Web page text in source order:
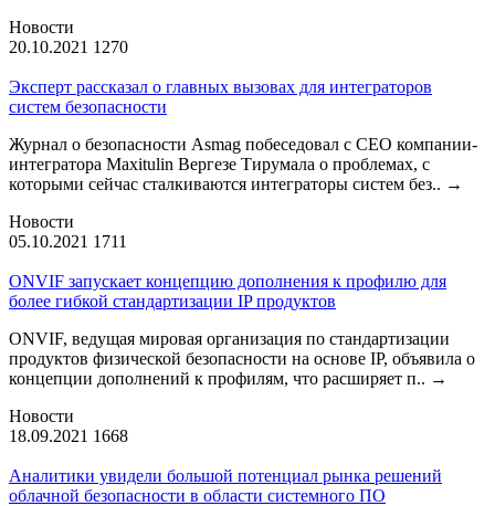
Новости
20.10.2021 1270
Эксперт рассказал о главных вызовах для интеграторов
систем безопасности
Журнал о безопасности Asmag побеседовал с CEO компании-
интегратора Maxitulin Вергезе Тирумала о проблемах, с
которыми сейчас сталкиваются интеграторы систем без.. →
Новости
05.10.2021 1711
ONVIF запускает концепцию дополнения к профилю для
более гибкой стандартизации IP продуктов
ONVIF, ведущая мировая организация по стандартизации
продуктов физической безопасности на основе IP, объявила о
концепции дополнений к профилям, что расширяет п.. →
Новости
18.09.2021 1668
Аналитики увидели большой потенциал рынка решений
облачной безопасности в области системного ПО